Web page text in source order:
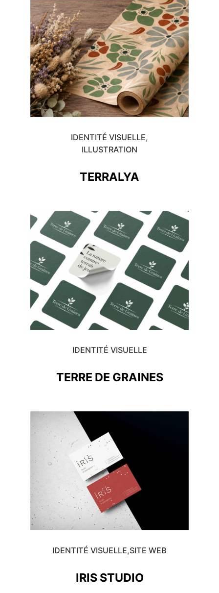
IDENTITÉ VISUELLE
ILLUSTRATION
TERRALYA
IDENTITÉ VISUELLE
TERRE DE GRAINES
IDENTITÉ VISUELLE SITE WEB
IRIS STUDIO